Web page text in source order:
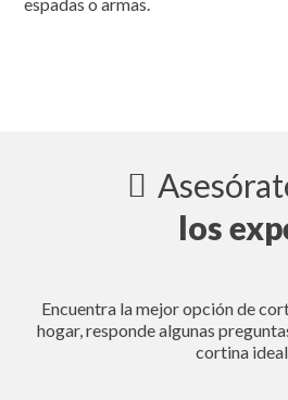
los
Encuentra la mejor opción de
hogar, responde algunas
cortina ideal.